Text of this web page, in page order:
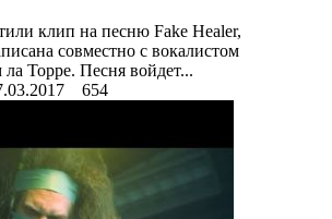
клип на песню Fake Healer,
совместно с вокалистом
Торре. Песня войдет...
654